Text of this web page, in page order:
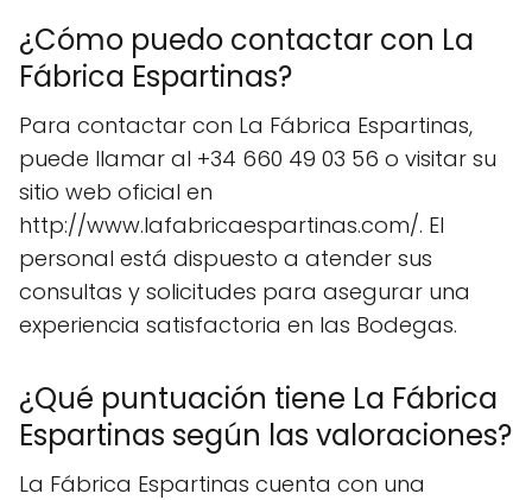
¿Cómo puedo contactar con La
Fábrica Espartinas?
Para contactar con La Fábrica Espartinas,
puede llamar al +34 660 49 03 56 o visitar su
sitio web oficial en
http://www.lafabricaespartinas.com/. El
personal está dispuesto a atender sus
consultas y solicitudes para asegurar una
experiencia satisfactoria en las Bodegas.
¿Qué puntuación tiene La Fábrica
Espartinas según las valoraciones?
La Fábrica Espartinas cuenta con una